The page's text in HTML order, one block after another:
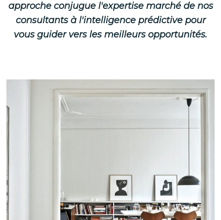
approche conjugue l'expertise marché de nos
consultants à l'intelligence prédictive pour
vous guider vers les meilleurs opportunités.